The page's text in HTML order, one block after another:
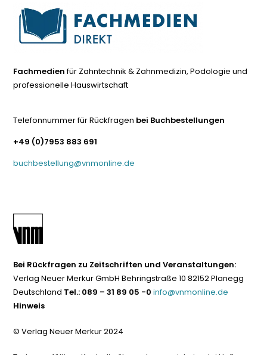
Fachmedienfür Zahntechnik & Zahnmedizin, Podologie und
professionelle Hauswirtschaft
Telefonnummer für Rückfragen bei Buchbestellungen
+49 (0)7953 883 691
buchbestellung@vnmonline.de
Bei Rückfragen zu Zeitschriften und Veranstaltungen:
Verlag Neuer Merkur GmbH Behringstraße 10 82152 Planegg
Deutschland Tel.: 089 – 31 89 05 -0 info@vnmonline.de
Hinweis
© Verlag Neuer Merkur 2024